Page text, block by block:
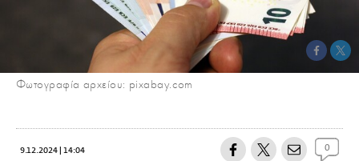
Φωτογραφία αρχείου: pixabay.com
9.12.2024 | 14:04 0